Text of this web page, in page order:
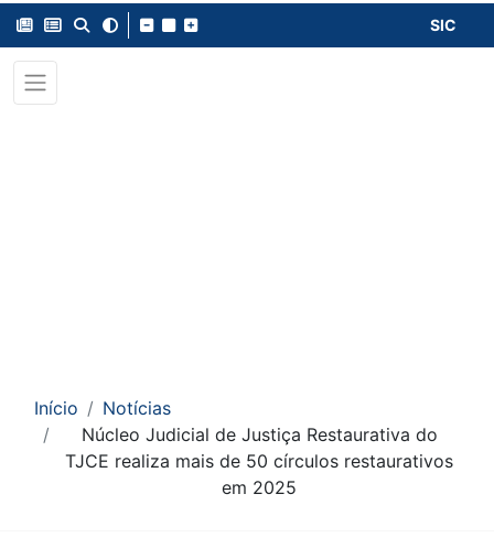
SIC
Início
Notícias
Núcleo Judicial de Justiça Restaurativa do
TJCE realiza mais de 50 círculos restaurativos
em 2025